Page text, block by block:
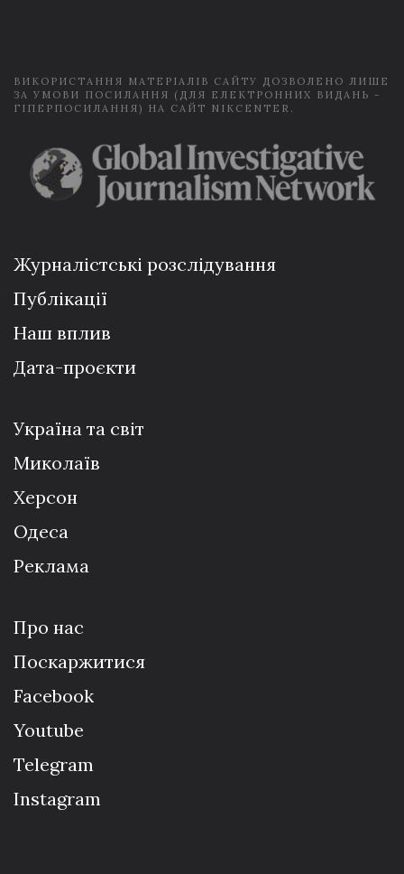
ВИКОРИСТАННЯ МАТЕРІАЛІВ САЙТУ ДОЗВОЛЕНО ЛИШЕ
ЗА УМОВИ ПОСИЛАННЯ (ДЛЯ ЕЛЕКТРОННИХ ВИДАНЬ -
ГІПЕРПОСИЛАННЯ) НА САЙТ NIKCENTER.
Журналістські розслідування
Публікації
Наш вплив
Дата-проєкти
Україна та світ
Миколаїв
Херсон
Одеса
Реклама
Про нас
Поскаржитися
Facebook
Youtube
Telegram
Instagram